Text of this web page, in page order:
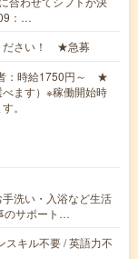
：…
ださい！ ★急募
：時給1750円～ ★
ます）※稼働開始時
。
洗い・入浴など生活
のサポート…
スキル不要 / 英語力不